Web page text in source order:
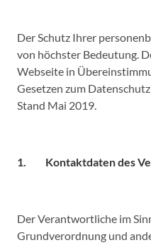
Der Schutz Ihrer
von höchster Bedeutung.
Webseite in
Gesetzen zum
Stand Mai 2019.
1. Kontaktdaten des
Der Verantwortliche im
Grundverordnung und